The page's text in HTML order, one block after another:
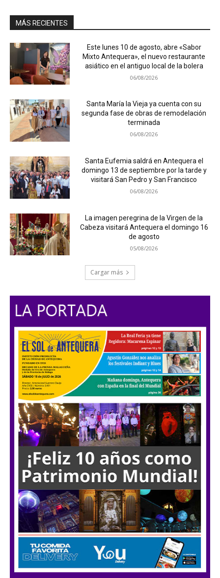
MÁS RECIENTES
Este lunes 10 de agosto, abre «Sabor
Mixto Antequera», el nuevo restaurante
asiático en el antiguo local de la bolera
06/08/2026
Santa María la Vieja ya cuenta con su
segunda fase de obras de remodelación
terminada
06/08/2026
Santa Eufemia saldrá en Antequera el
domingo 13 de septiembre por la tarde y
visitará San Pedro y San Francisco
06/08/2026
La imagen peregrina de la Virgen de la
Cabeza visitará Antequera el domingo 16
de agosto
05/08/2026
Cargar más